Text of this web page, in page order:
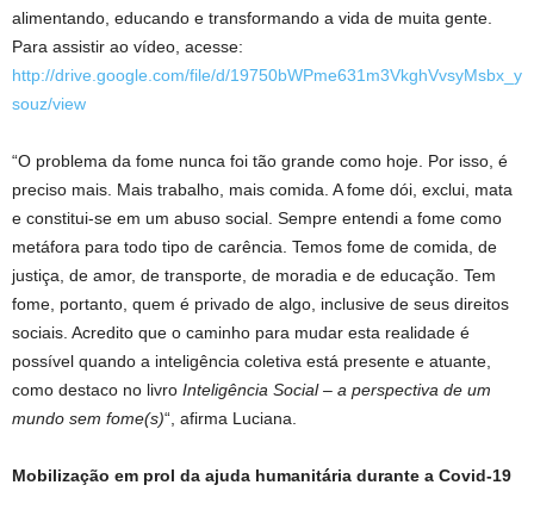
alimentando, educando e transformando a vida de muita gente.
Para assistir ao vídeo, acesse:
http://drive.google.com/file/d/19750bWPme631m3VkghVvsyMsbx_y
souz/view
“O problema da fome nunca foi tão grande como hoje. Por isso, é
preciso mais. Mais trabalho, mais comida. A fome dói, exclui, mata
e constitui-se em um abuso social. Sempre entendi a fome como
metáfora para todo tipo de carência. Temos fome de comida, de
justiça, de amor, de transporte, de moradia e de educação. Tem
fome, portanto, quem é privado de algo, inclusive de seus direitos
sociais. Acredito que o caminho para mudar esta realidade é
possível quando a inteligência coletiva está presente e atuante,
como destaco no livro Inteligência Social – a perspectiva de um
mundo sem fome(s)“, afirma Luciana.
Mobilização em prol da ajuda humanitária durante a Covid-19